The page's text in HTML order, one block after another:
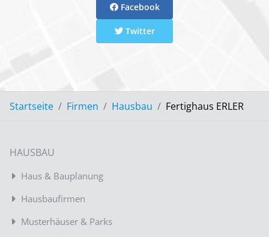
Facebook
Twitter
Startseite Firmen Hausbau Fertighaus ERLER
HAUSBAU
Haus & Bauplanung
Hausbaufirmen
Musterhäuser & Parks